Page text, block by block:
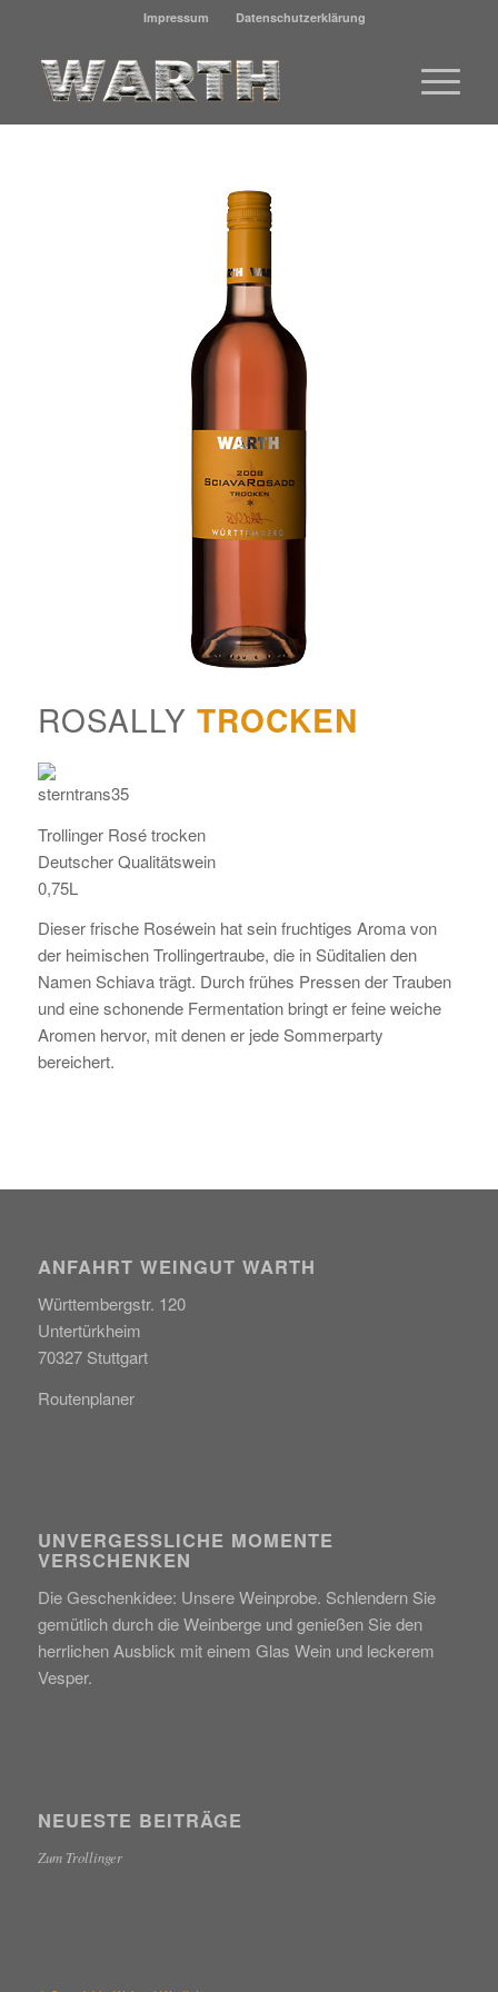
Impressum Datenschutzerklärung
ROSALLY TROCKEN
Trollinger Rosé trocken
Deutscher Qualitätswein
0,75L
Dieser frische Roséwein hat sein fruchtiges Aroma von
der heimischen Trollingertraube, die in Süditalien den
Namen Schiava trägt. Durch frühes Pressen der Trauben
und eine schonende Fermentation bringt er feine weiche
Aromen hervor, mit denen er jede Sommerparty
bereichert.
ANFAHRT WEINGUT WARTH
Württembergstr. 120
Untertürkheim
70327 Stuttgart
Routenplaner
UNVERGESSLICHE MOMENTE
VERSCHENKEN
Die Geschenkidee: Unsere Weinprobe. Schlendern Sie
gemütlich durch die Weinberge und genießen Sie den
herrlichen Ausblick mit einem Glas Wein und leckerem
Vesper.
NEUESTE BEITRÄGE
Zum Trollinger